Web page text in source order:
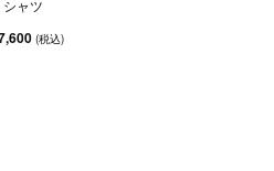
シャツ
(税込)